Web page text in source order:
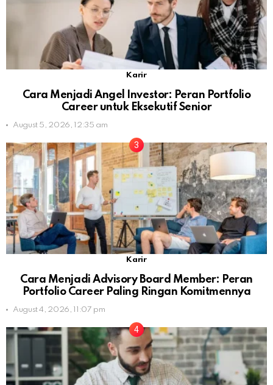
Karir
Cara Menjadi Angel Investor: Peran Portfolio
Career untuk Eksekutif Senior
August 5, 2026, 12:35 am
Karir
Cara Menjadi Advisory Board Member: Peran
Portfolio Career Paling Ringan Komitmennya
August 4, 2026, 11:07 pm